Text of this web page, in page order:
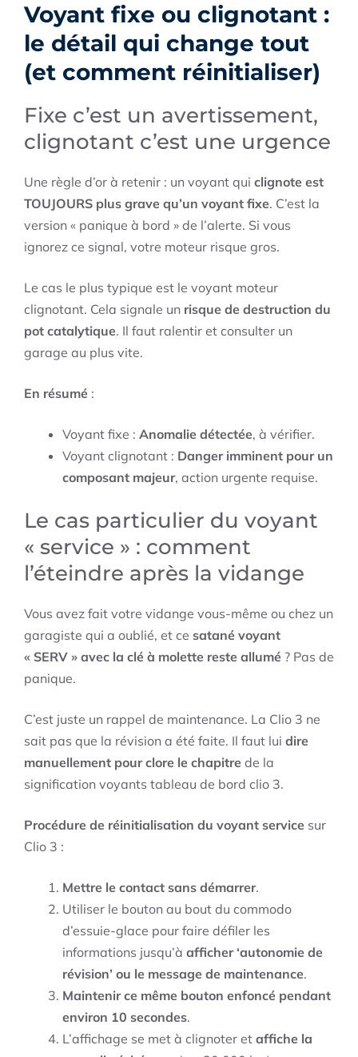
Voyant fixe ou clignotant :
le détail qui change tout
(et comment réinitialiser)
Fixe c’est un avertissement,
clignotant c’est une urgence
Une règle d’or à retenir : un voyant qui clignote est
TOUJOURS plus grave qu’un voyant fixe. C’est la
version « panique à bord » de l’alerte. Si vous
ignorez ce signal, votre moteur risque gros.
Le cas le plus typique est le voyant moteur
clignotant. Cela signale un risque de destruction du
pot catalytique. Il faut ralentir et consulter un
garage au plus vite.
En résumé :
Voyant fixe : Anomalie détectée, à vérifier.
Voyant clignotant : Danger imminent pour un
composant majeur, action urgente requise.
Le cas particulier du voyant
« service » : comment
l’éteindre après la vidange
Vous avez fait votre vidange vous-même ou chez un
garagiste qui a oublié, et ce satané voyant
« SERV » avec la clé à molette reste allumé ? Pas de
panique.
C’est juste un rappel de maintenance. La Clio 3 ne
sait pas que la révision a été faite. Il faut lui dire
manuellement pour clore le chapitre de la
signification voyants tableau de bord clio 3.
Procédure de réinitialisation du voyant service sur
Clio 3 :
Mettre le contact sans démarrer.
Utiliser le bouton au bout du commodo
d’essuie-glace pour faire défiler les
informations jusqu’à afficher ‘autonomie de
révision’ ou le message de maintenance.
Maintenir ce même bouton enfoncé pendant
environ 10 secondes.
L’affichage se met à clignoter et affiche la